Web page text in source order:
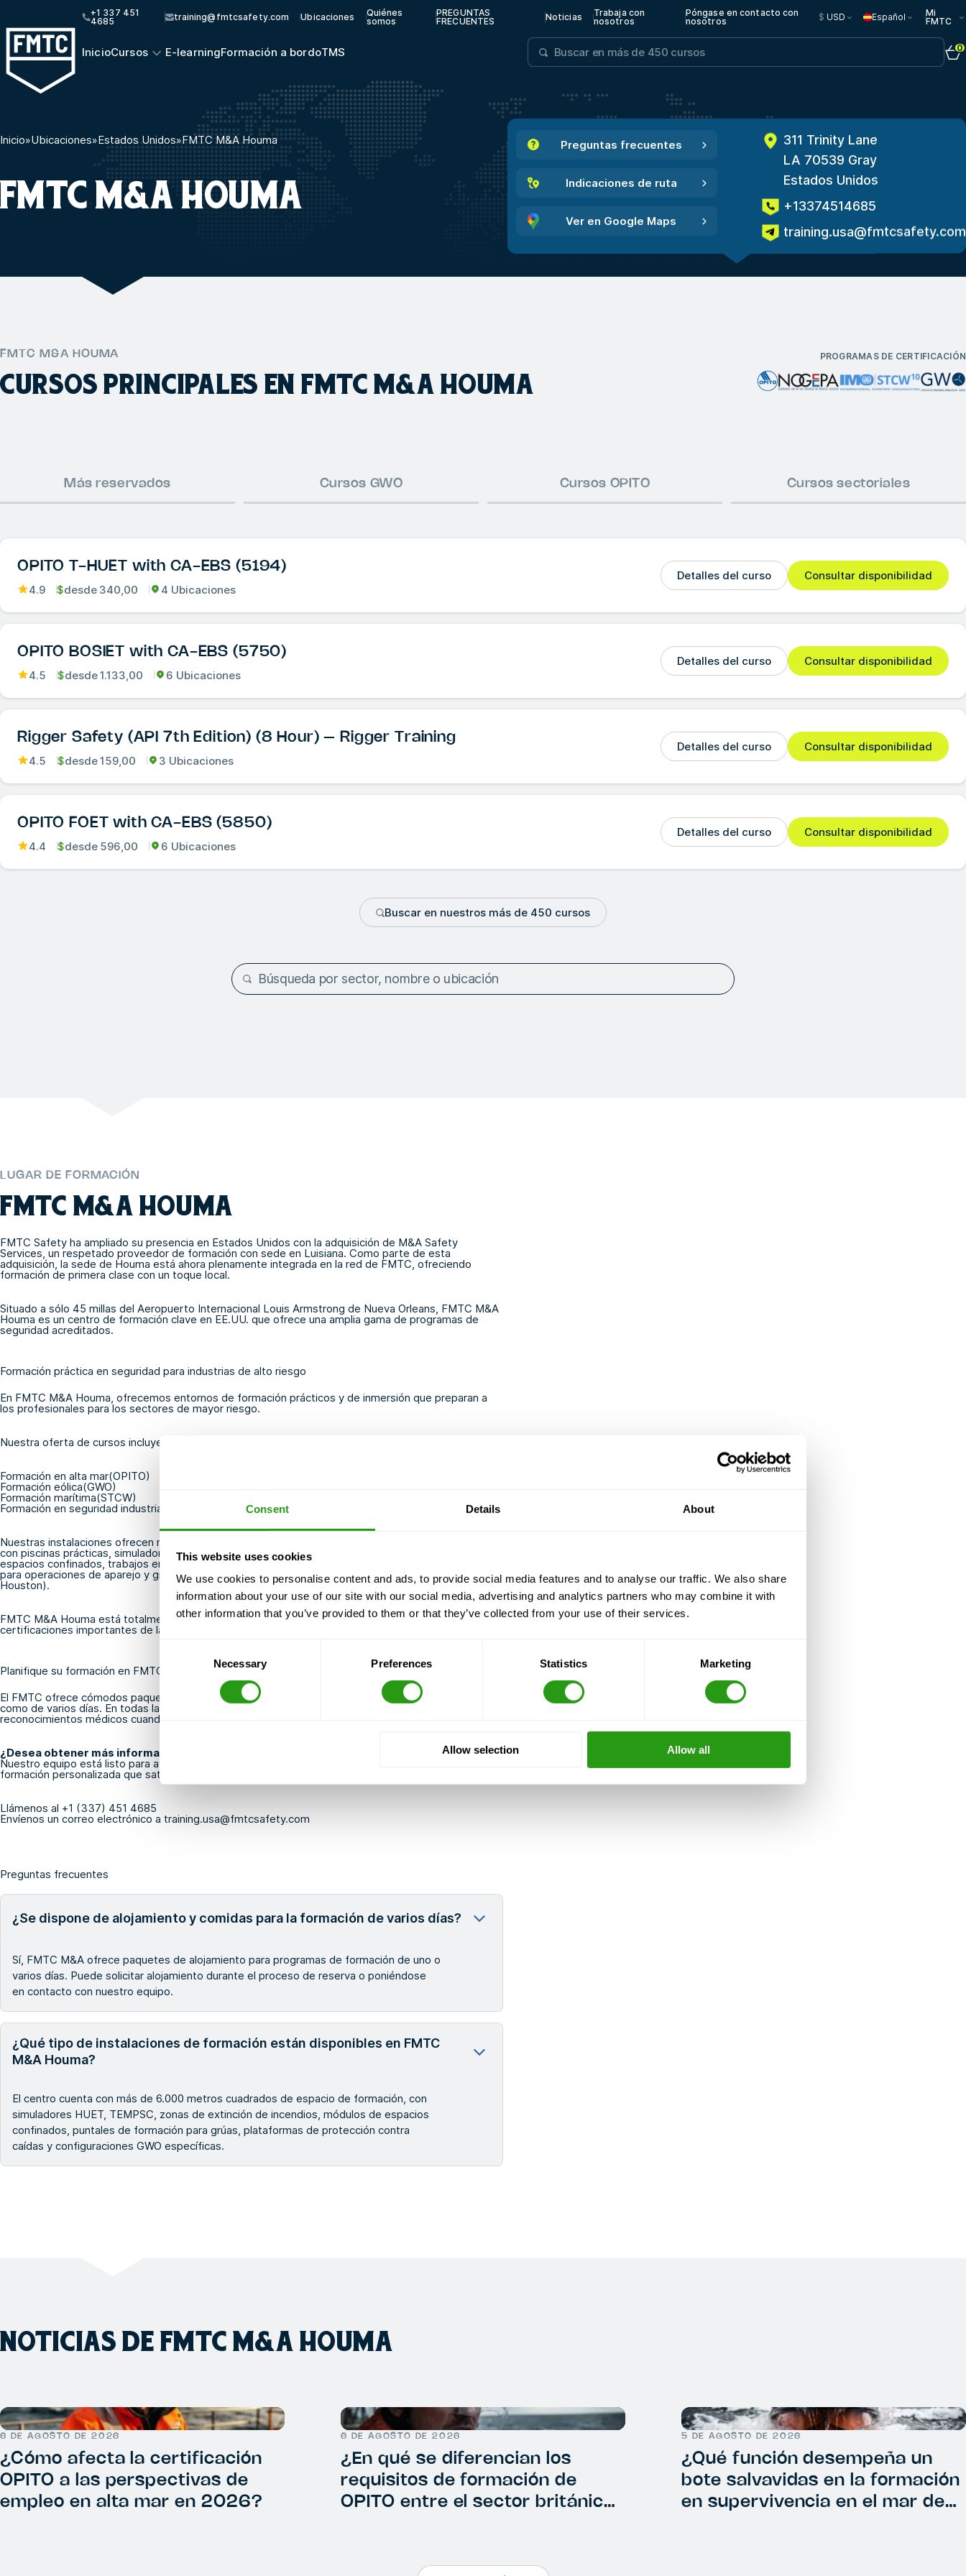
Consent Details About
This website uses cookies
We use cookies to personalise content and ads, to provide social media features and to analyse our traffic. We also share
information about your use of our site with our social media, advertising and analytics partners who may combine it with
other information that you’ve provided to them or that they’ve collected from your use of their services.
Necessary Preferences Statistics Marketing
Allow selection Allow all
+1 337 451
4685
training@fmtcsafety.com Ubicaciones
Quiénes
somos
PREGUNTAS
FRECUENTES
Noticias
Trabaja con
nosotros
Póngase en contacto con
nosotros
$ USD Español
Mi
FMTC
InicioCursos E-learningFormación a bordoTMS 0
Inicio»Ubicaciones»Estados Unidos»FMTC M&A Houma
FMTC M&A HOUMA
Preguntas frecuentes
Indicaciones de ruta
Ver en Google Maps
311 Trinity Lane
LA 70539 Gray
Estados Unidos
+13374514685
training.usa@fmtcsafety.com
FMTC M&A HOUMA
CURSOS PRINCIPALES EN FMTC M&A HOUMA
PROGRAMAS DE CERTIFICACIÓN
Más reservados Cursos GWO Cursos OPITO Cursos sectoriales
OPITO T-HUET with CA-EBS (5194)
4.9 $desde 340,00 4 Ubicaciones
Detalles del curso Consultar disponibilidad
OPITO BOSIET with CA-EBS (5750)
4.5 $desde1.133,00 6 Ubicaciones
Detalles del curso Consultar disponibilidad
Rigger Safety (API 7th Edition) (8 Hour) – Rigger Training
4.5 $desde159,00 3 Ubicaciones
Detalles del curso Consultar disponibilidad
OPITO FOET with CA-EBS (5850)
4.4 $desde 596,00 6 Ubicaciones
Detalles del curso Consultar disponibilidad
Buscar en nuestros más de 450 cursos
LUGAR DE FORMACIÓN
FMTC M&A HOUMA
FMTC Safety ha ampliado su presencia en Estados Unidos con la adquisición de M&A Safety
Services, un respetado proveedor de formación con sede en Luisiana. Como parte de esta
adquisición, la sede de Houma está ahora plenamente integrada en la red de FMTC, ofreciendo
formación de primera clase con un toque local.
Situado a sólo 45 millas del Aeropuerto Internacional Louis Armstrong de Nueva Orleans, FMTC M&A
Houma es un centro de formación clave en EE.UU. que ofrece una amplia gama de programas de
seguridad acreditados.
Formación práctica en seguridad para industrias de alto riesgo
En FMTC M&A Houma, ofrecemos entornos de formación prácticos y de inmersión que preparan a
los profesionales para los sectores de mayor riesgo.
Nuestra oferta de cursos incluye:
Formación en alta mar(OPITO)
Formación eólica(GWO)
Formación marítima(STCW)
Formación en seguridad industrial
Nuestras instalaciones ofrecen más de 20.000 pies cuadrados de espacio dedicado a la formación,
con piscinas prácticas, simuladoresHUET, TEMPSC, zonas de extinción de incendios, módulos de
espacios confinados, trabajos en altura y puntales de protección contra caídas, grúas de pedestal
para operaciones de aparejo y grúa, y puntales GWO especializados (disponibles en Houma y
Houston).
FMTC M&A Houma está totalmente aprobado para OPITO, GWO y STCW, junto con todas las demás
certificaciones importantes de la industria.
Planifique su formación en FMTC M&A Houma
El FMTC ofrece cómodos paquetes de alojamiento tanto para programas de formación de un solo día
como de varios días. En todas las sedes hay aparcamiento gratuito y se pueden organizar
reconocimientos médicos cuando sea necesario.
¿Desea obtener más información acerca de FMTC M&A Houma?
Nuestro equipo está listo para ayudarle a encontrar el curso adecuado o construir una solución de
formación personalizada que satisfaga sus necesidades.
Llámenos al +1 (337) 451 4685
Envíenos un correo electrónico a training.usa@fmtcsafety.com
Preguntas frecuentes
¿Se dispone de alojamiento y comidas para la formación de varios días?
Sí, FMTC M&A ofrece paquetes de alojamiento para programas de formación de uno o
varios días. Puede solicitar alojamiento durante el proceso de reserva o poniéndose
en contacto con nuestro equipo.
¿Qué tipo de instalaciones de formación están disponibles en FMTC
M&A Houma?
El centro cuenta con más de 6.000 metros cuadrados de espacio de formación, con
simuladores HUET, TEMPSC, zonas de extinción de incendios, módulos de espacios
confinados, puntales de formación para grúas, plataformas de protección contra
caídas y configuraciones GWO específicas.
NOTICIAS DE FMTC M&A HOUMA
6 DE AGOSTO DE 2026
¿Cómo afecta la certificación
OPITO a las perspectivas de
empleo en alta mar en 2026?
6 DE AGOSTO DE 2026
¿En qué se diferencian los
requisitos de formación de
OPITO entre el sector británico
5 DE AGOSTO DE 2026
¿Qué función desempeña un
bote salvavidas en la formación
en supervivencia en el mar de